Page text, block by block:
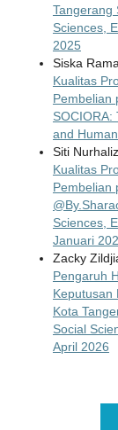
Tangerang
Sciences,
2025
Siska
Kualitas
Pembelian
SOCIORA:
and
Siti
Kualitas
Pembelian
Sciences,
Januari
Zacky
Pengaruh
Keputusan
Kota
Social
April 2026